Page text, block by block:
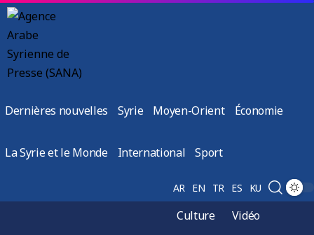
Dernières nouvelles Syrie Moyen-Orient Économie
La Syrie et le Monde International Sport
AR EN TR ES KU
Culture
Vidéo